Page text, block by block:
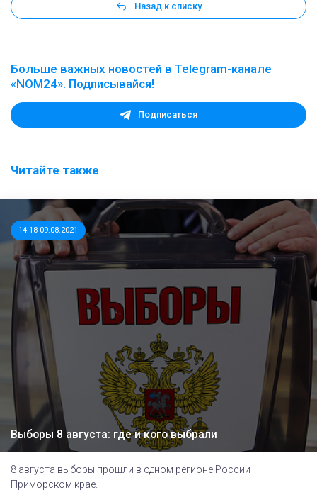
Назад к списку
Больше важных новостей в Telegram-канале
«NOM24». Подписывайся!
Подписаться
Читайте также
14:18 09.08.2021
Выборы 8 августа: где и кого выбрали
8 августа выборы прошли в одном регионе России –
Приморском крае.